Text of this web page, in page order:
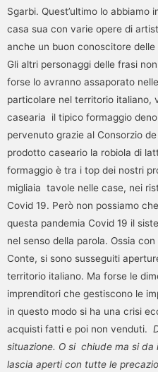
Sgarbi. Quest’ultimo lo
casa sua con varie opere di
anche un buon conoscitore
Gli altri personaggi delle frasi
forse lo avranno assaporato
particolare nel territorio italiano,
casearia il tipico formaggio
pervenuto grazie al Consorzio
prodotto caseario la robiola di
formaggio è tra i top dei nostri
migliaia tavole nelle case, nei
Covid 19. Però non possiamo
questa pandemia Covid 19 il
nel senso della parola. Ossia
Conte, si sono susseguiti
territorio italiano. Ma forse le
imprenditori che gestiscono le
in questo modo si ha una crisi
acquisti fatti e poi non venduti.
situazione. O si chiude ma si da
lascia aperti con tutte le